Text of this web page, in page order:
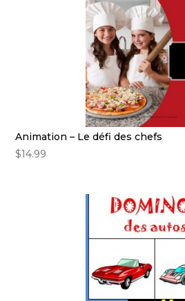
Animation – Le défi des chefs
$14.99